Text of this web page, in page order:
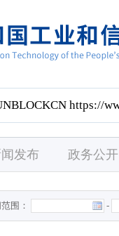
发布 政务公开
围： -